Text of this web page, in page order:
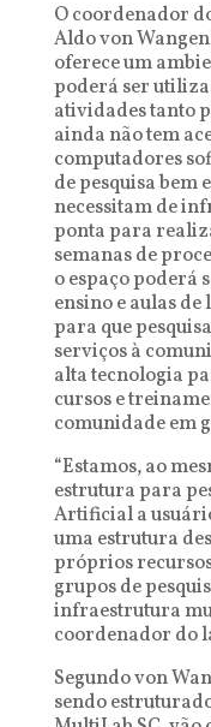
O coordenador
Aldo von
oferece um
poderá ser
atividades tanto
ainda não tem
computadores
de pesquisa bem
necessitam de
ponta para
semanas de
o espaço poderá
ensino e aulas
para que
serviços à
alta tecnologia
cursos e
comunidade em
“Estamos, ao
estrutura para
Artificial a
uma estrutura
próprios
grupos de
infraestrutura
coordenador do
Segundo von
sendo